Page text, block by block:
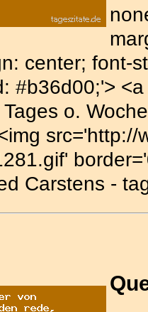
center; font-
#b36d00;'>
o.
Carstens -